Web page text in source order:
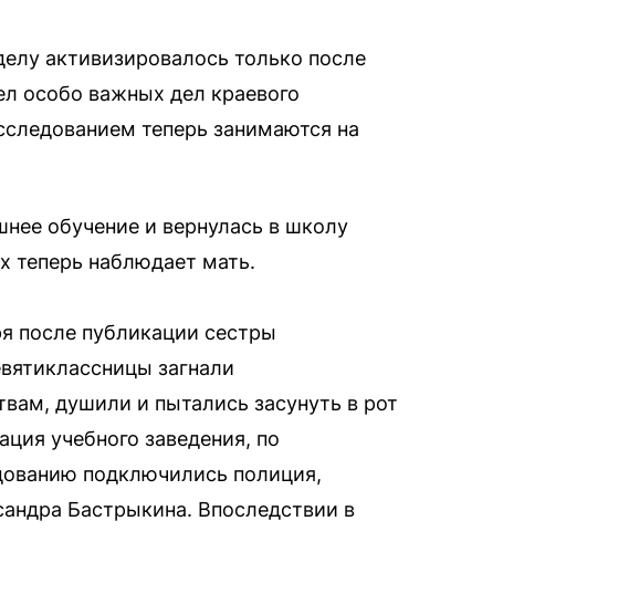
активизировалось только после
особо важных дел краевого
теперь занимаются на
обучение и вернулась в школу
теперь наблюдает мать.
после публикации сестры
загнали
душили и пытались засунуть в рот
учебного заведения, по
подключились полиция,
Бастрыкина. Впоследствии в